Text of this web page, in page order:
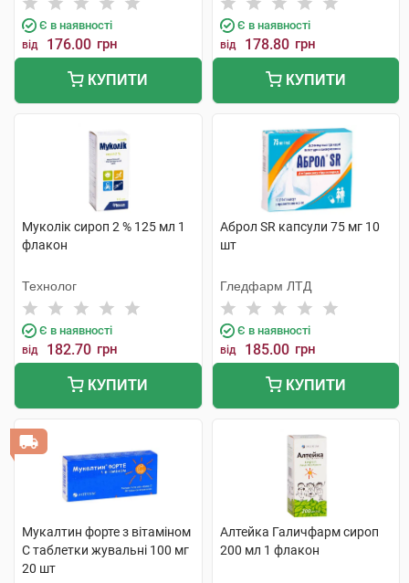
Є в наявності
від 176.00 грн
КУПИТИ
Є в наявності
від 178.80 грн
КУПИТИ
Муколік сироп 2 % 125 мл 1
флакон
Технолог
Є в наявності
від 182.70 грн
КУПИТИ
Аброл SR капсули 75 мг 10
шт
Гледфарм ЛТД
Є в наявності
від 185.00 грн
КУПИТИ
Мукалтин форте з вітаміном
C таблетки жувальні 100 мг
20 шт
Алтейка Галичфарм сироп
200 мл 1 флакон